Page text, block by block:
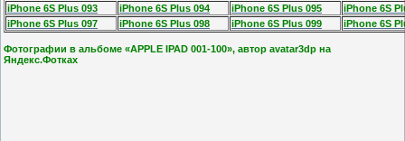
iPhone 6S Plus 093
iPhone 6S Plus 094 iPhone 6S Plus 095
iPhone 6S
iPhone 6S Plus 097
iPhone 6S Plus 098 iPhone 6S Plus 099 iPhone 6S
Фотографии в альбоме «APPLE IPAD 001-100», автор avatar3dp на
Яндекс.Фотках